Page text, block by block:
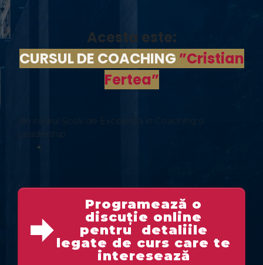
Acesta este:
CURSUL DE COACHING ”Cristian
Fertea”
din cadrul Școlii de Excelență în Coaching și
Leadership
Programează o
discuție online
pentru detaliile
legate de curs care te
interesează